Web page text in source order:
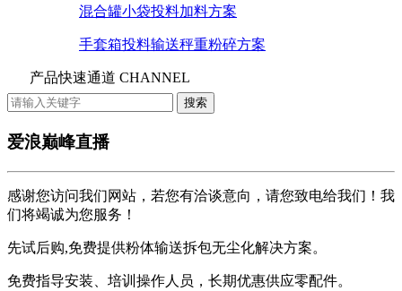
混合罐小袋投料加料方案
手套箱投料输送秤重粉碎方案
产品快速通道 CHANNEL
爱浪巅峰直播
感谢您访问我们网站，若您有洽谈意向，请您致电给我们！我
们将竭诚为您服务！
先试后购,免费提供粉体输送拆包无尘化解决方案。
免费指导安装、培训操作人员，长期优惠供应零配件。